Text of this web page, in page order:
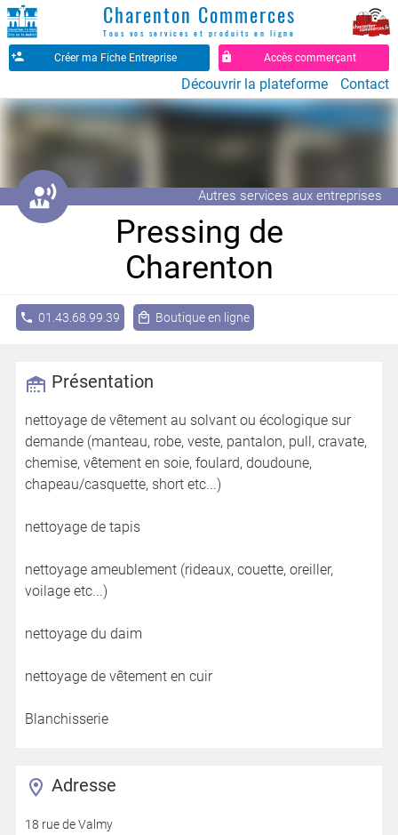
Charenton Commerces
Tous vos services et produits en ligne
Créer ma Fiche Entreprise Accès commerçant
Découvrir la plateforme Contact
󱌈 Autres services aux entreprises
Pressing de
Charenton
01.43.68.99.39 Boutique en ligne
Présentation
nettoyage de vêtement au solvant ou écologique sur
demande (manteau, robe, veste, pantalon, pull, cravate,
chemise, vêtement en soie, foulard, doudoune,
chapeau/casquette, short etc...)
nettoyage de tapis
nettoyage ameublement (rideaux, couette, oreiller,
voilage etc...)
nettoyage du daim
nettoyage de vêtement en cuir
Blanchisserie
Adresse
18 rue de Valmy